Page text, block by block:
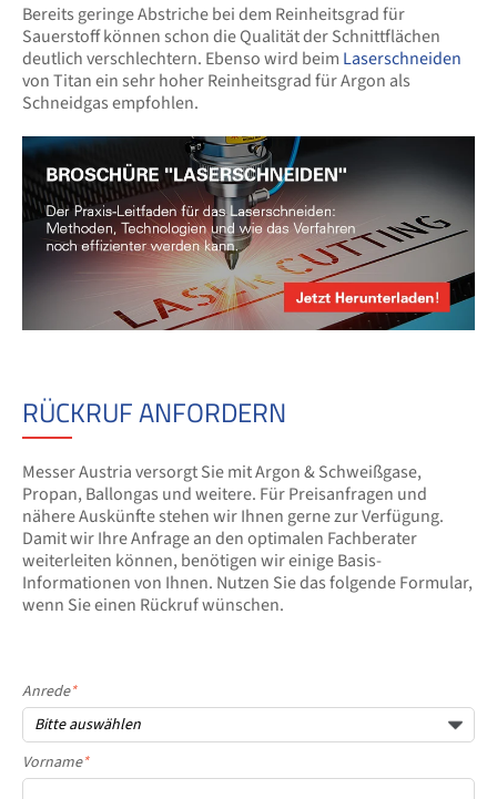
Bereits geringe Abstriche bei dem Reinheitsgrad für
Sauerstoff können schon die Qualität der Schnittflächen
deutlich verschlechtern. Ebenso wird beim Laserschneiden
von Titan ein sehr hoher Reinheitsgrad für Argon als
Schneidgas empfohlen.
RÜCKRUF ANFORDERN
Messer Austria versorgt Sie mit Argon & Schweißgase,
Propan, Ballongas und weitere. Für Preisanfragen und
nähere Auskünfte stehen wir Ihnen gerne zur Verfügung.
Damit wir Ihre Anfrage an den optimalen Fachberater
weiterleiten können, benötigen wir einige Basis-
Informationen von Ihnen. Nutzen Sie das folgende Formular,
wenn Sie einen Rückruf wünschen.
Anrede*
Vorname*